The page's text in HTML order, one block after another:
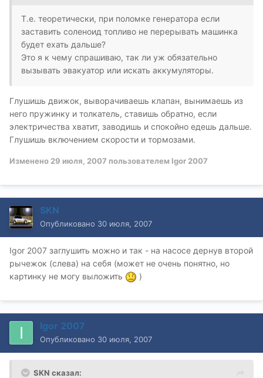
Т.е. теоретически, при поломке генератора если
заставить соленоид топливо не перерывать машинка
будет ехать дальше?
Это я к чему спрашиваю, так ли уж обязательно
вызывать эвакуатор или искать аккумуляторы.
Глушишь движок, выворачиваешь клапан, вынимаешь из
него пружинку и толкатель, ставишь обратно, если
электричества хватит, заводишь и спокойно едешь дальше.
Глушишь включением скорости и тормозами.
Изменено 29 июля, 2007 пользователем Igor 2007
SKN
Опубликовано 30 июля, 2007
Igor 2007 заглушить можно и так - на насосе дернув второй
рычежок (слева) на себя (может не очень понятно, но
картинку не могу выложить
)
Igor 2007
Опубликовано 30 июля, 2007
SKN сказал: